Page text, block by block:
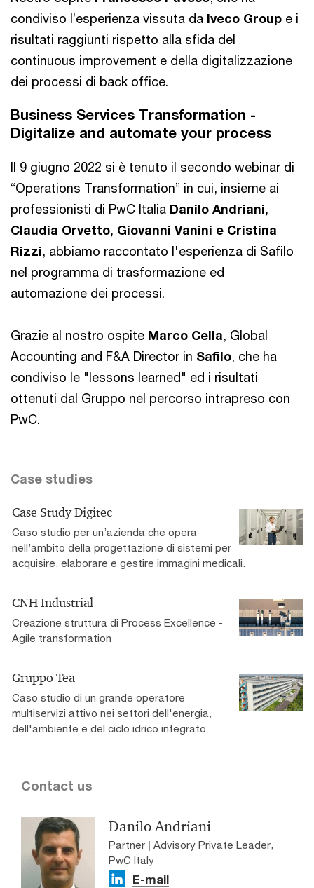
condiviso l’esperienza vissuta da Iveco Group e i
risultati raggiunti rispetto alla sfida del
continuous improvement e della digitalizzazione
dei processi di back office.
Business Services Transformation -
Digitalize and automate your process
Il 9 giugno 2022 si è tenuto il secondo webinar di
“Operations Transformation” in cui, insieme ai
professionisti di PwC Italia Danilo Andriani,
Claudia Orvetto, Giovanni Vanini e Cristina
Rizzi, abbiamo raccontato l'esperienza di Safilo
nel programma di trasformazione ed
automazione dei processi.
Grazie al nostro ospite Marco Cella, Global
Accounting and F&A Director in Safilo, che ha
condiviso le "lessons learned" ed i risultati
ottenuti dal Gruppo nel percorso intrapreso con
PwC.
Case studies
Case Study Digitec
Caso studio per un’azienda che opera
nell’ambito della progettazione di sistemi per
acquisire, elaborare e gestire immagini medicali.
CNH Industrial
Creazione struttura di Process Excellence -
Agile transformation
Gruppo Tea
Caso studio di un grande operatore
multiservizi attivo nei settori dell'energia,
dell'ambiente e del ciclo idrico integrato
Contact us
Danilo Andriani
Partner | Advisory Private Leader,
PwC Italy
E-mail